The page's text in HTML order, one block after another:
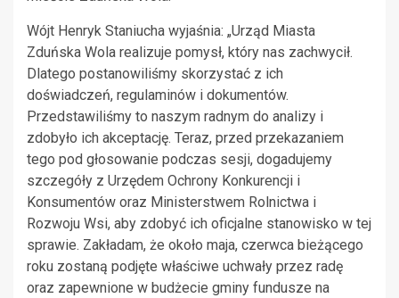
Wójt Henryk Staniucha wyjaśnia: „Urząd Miasta
Zduńska Wola realizuje pomysł, który nas zachwycił.
Dlatego postanowiliśmy skorzystać z ich
doświadczeń, regulaminów i dokumentów.
Przedstawiliśmy to naszym radnym do analizy i
zdobyło ich akceptację. Teraz, przed przekazaniem
tego pod głosowanie podczas sesji, dogadujemy
szczegóły z Urzędem Ochrony Konkurencji i
Konsumentów oraz Ministerstwem Rolnictwa i
Rozwoju Wsi, aby zdobyć ich oficjalne stanowisko w tej
sprawie. Zakładam, że około maja, czerwca bieżącego
roku zostaną podjęte właściwe uchwały przez radę
oraz zapewnione w budżecie gminy fundusze na